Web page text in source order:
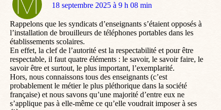
dit
18 septembre 2025 à 9 h 08 min
Rappelons que les syndicats d’enseignants s’étaient opposés à
l’installation de brouilleurs de téléphones portables dans les
établissements scolaires.
En effet, la clef de l’autorité est la respectabilité et pour être
respectable, il faut quatre éléments : le savoir, le savoir faire, le
savoir être et surtout, le plus important, l’exemplarité.
Hors, nous connaissons tous des enseignants (c’est
probablement le métier le plus pléthorique dans la société
française) et nous savons qu’une majorité d’entre eux ne
s’applique pas à elle-même ce qu’elle voudrait imposer à ses